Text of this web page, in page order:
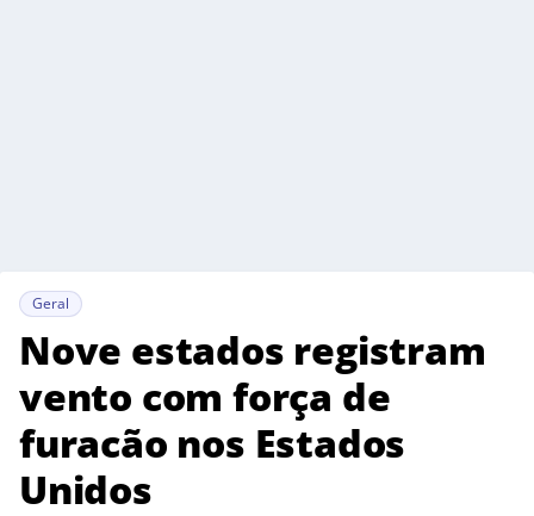
Geral
Nove estados registram
vento com força de
furacão nos Estados
Unidos